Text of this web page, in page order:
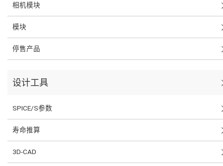
相机模块
模块
停售产品
设计工具
SPICE/S参数
寿命推算
3D-CAD